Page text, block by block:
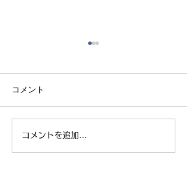
親子ヨガ と おはなし
会
コメント
コメントを追加…